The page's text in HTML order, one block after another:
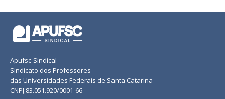
Apufsc-Sindical
Sindicato dos Professores
das Universidades Federais de Santa Catarina
CNPJ 83.051.920/0001-66